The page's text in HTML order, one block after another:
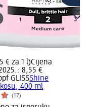
€ za 1 l)Cijena
8,55 €
GLISSShine
400 ml
(17)